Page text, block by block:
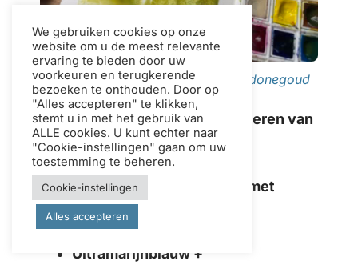
Hemelsblauw, chroom + quinacridonegoud
Mengrecepten voor het granuleren van
groenten
1. Diep bosgroen (Sfeervol en met
textuur)
Ultramarijnblauw +
We gebruiken cookies op onze
website om u de meest relevante
ervaring te bieden door uw
voorkeuren en terugkerende
bezoeken te onthouden. Door op
"Alles accepteren" te klikken,
stemt u in met het gebruik van
ALLE cookies. U kunt echter naar
"Cookie-instellingen" gaan om uw
toestemming te beheren.
Cookie-instellingen
Alles accepteren